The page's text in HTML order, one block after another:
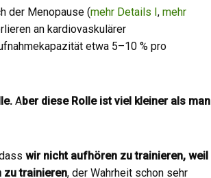
der Menopause (mehr Details I, mehr
an kardiovaskulärer
etwa 5–10 % pro
Aber diese Rolle ist viel kleiner als man
wir nicht aufhören zu trainieren, weil
zu trainieren, der Wahrheit schon sehr